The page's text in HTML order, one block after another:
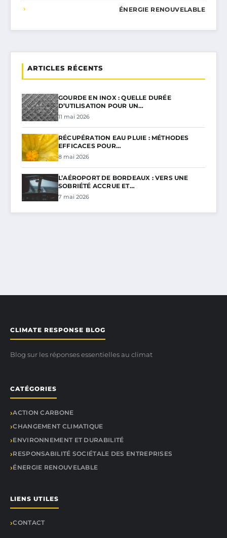
ÉNERGIE RENOUVELABLE
ARTICLES RÉCENTS
GOURDE EN INOX : QUELLE DURÉE
D’UTILISATION POUR UN…
11 mai 2026
RÉCUPÉRATION EAU PLUIE : MÉTHODES
EFFICACES POUR…
8 mai 2026
L’AÉROPORT DE BORDEAUX : VERS UNE
SOBRIÉTÉ ACCRUE ET…
7 mai 2026
CLIMATE RESPONSE BLOG
Blog sur les réponses essentielles au climat
CATÉGORIES
ACTION CARBONE
CHANGEMENT CLIMATIQUE
ENVIRONNEMENT ET DURABILITÉ
RESPONSABILITÉ SOCIÉTALE DES ENTREPRISES
ÉNERGIE RENOUVELABLE
LIENS UTILES
CONTACT